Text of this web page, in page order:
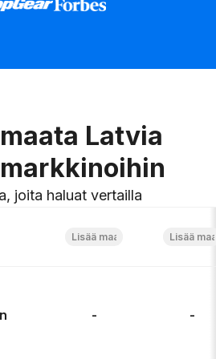
Latvia
joita haluat vertailla
- -